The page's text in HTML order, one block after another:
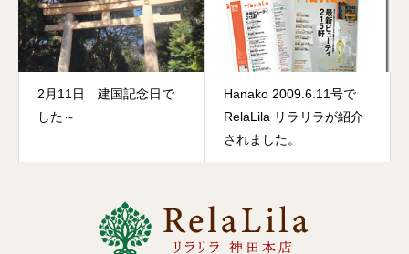
2月11日 建国記念日で
した～
Hanako 2009.6.11号で
RelaLila リラリラが紹介
されました。